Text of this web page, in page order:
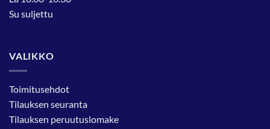
Su suljettu
VALIKKO
Toimitusehdot
Tilauksen seuranta
Tilauksen peruutuslomake